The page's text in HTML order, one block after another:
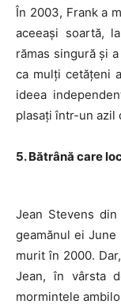
În 2003, Frank a
aceeași soartă,
rămas singură și
ca mulți cetățeni
ideea
plasați într-un azil
5. Bătrână care
Jean Stevens din
geamănul ei
murit în 2000.
Jean, în vârsta
mormintele